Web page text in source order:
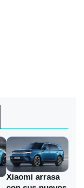
Xiaomi arrasa